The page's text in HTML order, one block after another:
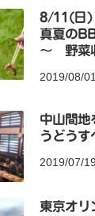
8/11(日)
真夏の
～ 野菜
2019/08/01
中山間地
うどうす
2019/07/19
東京オリ